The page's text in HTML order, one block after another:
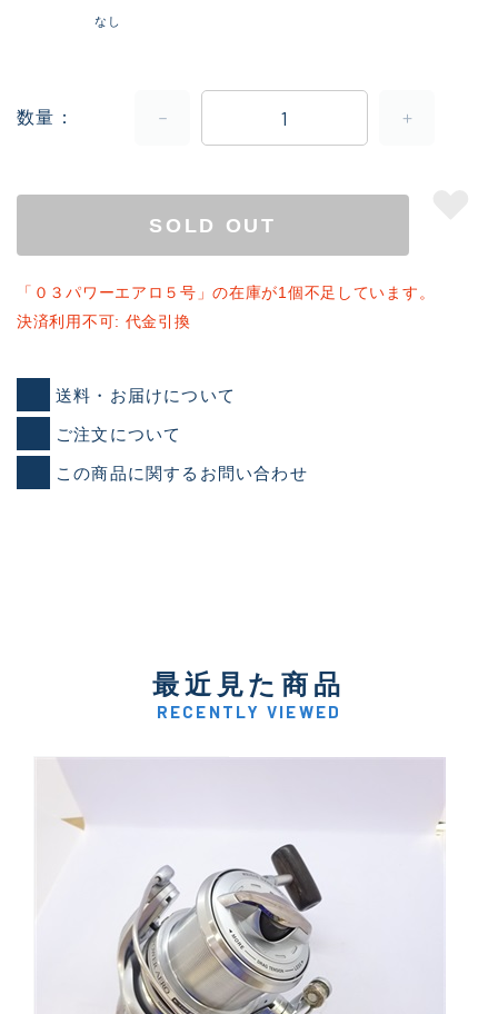
なし
数量
SOLD OUT
「０３パワーエアロ５号」の在庫が1個不足しています。
決済利用不可: 代金引換
送料・お届けについて
ご注文について
この商品に関するお問い合わせ
最近見た商品
RECENTLY VIEWED